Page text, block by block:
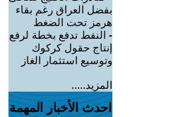
بفضل العراق رغم بقاء
هرمز تحت الضغط
- النفط تدفع بخطة لرفع
إنتاج حقول كركوك
وتوسيع استثمار الغاز
المزيد.....
احدث الأخبار المهمة